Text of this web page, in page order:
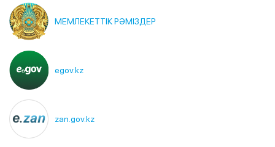
МЕМЛЕКЕТТІК РӘМІЗДЕР
egov.kz
zan.gov.kz